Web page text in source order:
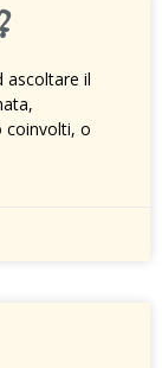
ascoltare il
coinvolti, o